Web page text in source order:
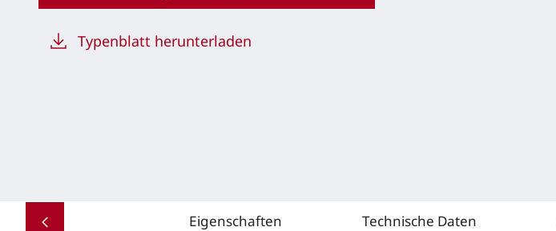
Typenblatt herunterladen
Eigenschaften Technische Daten